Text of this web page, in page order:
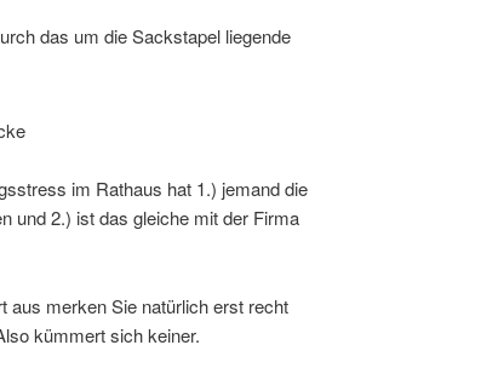
das um die Sackstapel liegende
im Rathaus hat 1.) jemand die
und 2.) ist das gleiche mit der Firma
aus merken Sie natürlich erst recht
kümmert sich keiner.